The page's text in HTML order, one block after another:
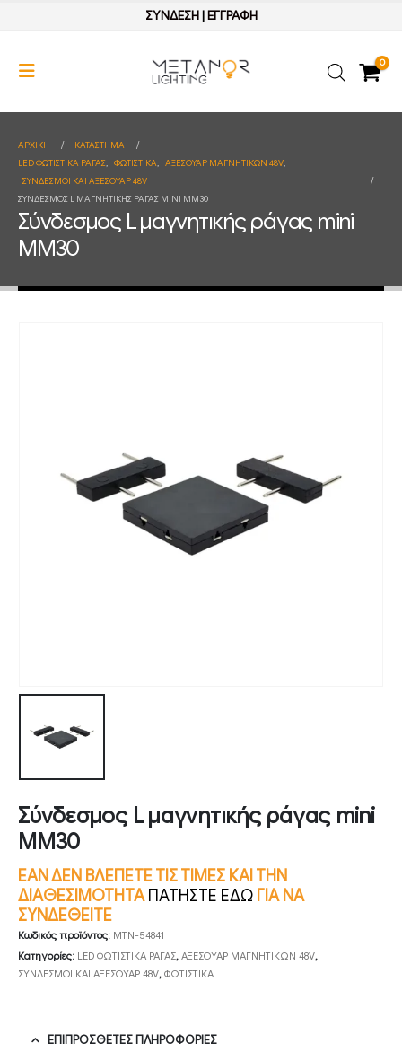
ΣΥΝΔΕΣΗ| ΕΓΓΡΑΦΗ
0
ΑΡΧΙΚΉ
ΚΑΤΆΣΤΗΜΑ
LED ΦΩΤΙΣΤΙΚΑ ΡΑΓΑΣ, ΦΩΤΙΣΤΙΚΑ, ΑΞΕΣΟΥΑΡ ΜΑΓΝΗΤΙΚΩΝ 48V,
ΣΥΝΔΕΣΜΟΙ ΚΑΙ ΑΞΕΣΟΥΑΡ 48V
ΣΎΝΔΕΣΜΟΣ L ΜΑΓΝΗΤΙΚΉΣ ΡΆΓΑΣ MINI MM30
Σύνδεσμος L μαγνητικής ράγας mini
MM30
Σύνδεσμος L μαγνητικής ράγας mini
MM30
ΕΑΝ ΔΕΝ ΒΛΕΠΕΤΕ ΤΙΣ ΤΙΜΕΣ ΚΑΙ ΤΗΝ
ΔΙΑΘΕΣΙΜΟΤΗΤΑ ΠΑΤΗΣΤΕ ΕΔΩ ΓΙΑ ΝΑ
ΣΥΝΔΕΘΕΙΤΕ
Κωδικός προϊόντος: MTN-54841
Κατηγορίες: LED ΦΩΤΙΣΤΙΚΑ ΡΑΓΑΣ, ΑΞΕΣΟΥΑΡ ΜΑΓΝΗΤΙΚΩΝ 48V,
ΣΥΝΔΕΣΜΟΙ ΚΑΙ ΑΞΕΣΟΥΑΡ 48V, ΦΩΤΙΣΤΙΚΑ
ΕΠΙΠΡΌΣΘΕΤΕΣ ΠΛΗΡΟΦΟΡΊΕΣ